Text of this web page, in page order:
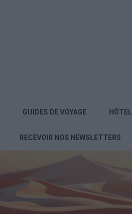
GUIDES DE VOYAGE HÔTEL
RECEVOIR NOS NEWSLETTERS